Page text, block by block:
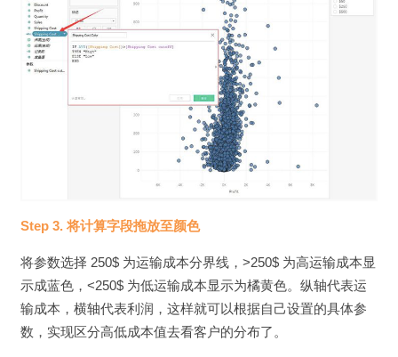
Step 3. 将计算字段拖放至颜色
将参数选择 250$ 为运输成本分界线，>250$ 为高运输成本显
示成蓝色，<250$ 为低运输成本显示为橘黄色。纵轴代表运
输成本，横轴代表利润，这样就可以根据自己设置的具体参
数，实现区分高低成本值去看客户的分布了。